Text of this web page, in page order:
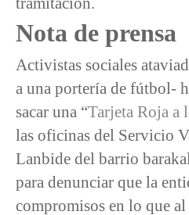
Nota de prensa
Activistas sociales
a una portería de fútbol-
sacar una “Tarjeta Roja a
las oficinas del Servicio
Lanbide del barrio
para denunciar que la
compromisos en lo que